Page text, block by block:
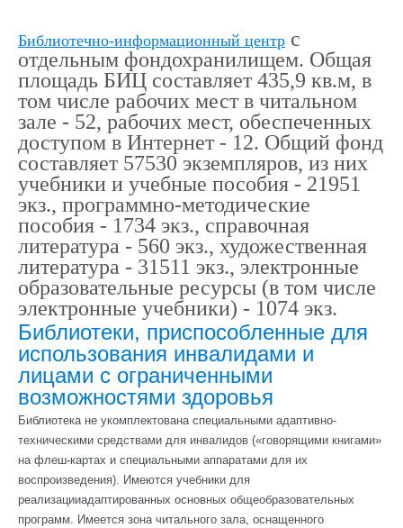
Библиотечно-информационный центр с
отдельным фондохранилищем. Общая
площадь БИЦ составляет 435,9 кв.м, в
том числе рабочих мест в читальном
зале - 52, рабочих мест, обеспеченных
доступом в Интернет - 12. Общий фонд
составляет 57530 экземпляров, из них
учебники и учебные пособия - 21951
экз., программно-методические
пособия - 1734 экз., справочная
литература - 560 экз., художественная
литература - 31511 экз., электронные
образовательные ресурсы (в том числе
электронные учебники) - 1074 экз.
Библиотеки, приспособленные для
использования инвалидами и
лицами с ограниченными
возможностями здоровья
Библиотека не укомплектована специальными адаптивно-
техническими средствами для инвалидов («говорящими книгами»
на флеш-картах и специальными аппаратами для их
воспроизведения). Имеются учебники для
реализацииадаптированных основных общеобразовательных
программ. Имеется зона читального зала, оснащенного